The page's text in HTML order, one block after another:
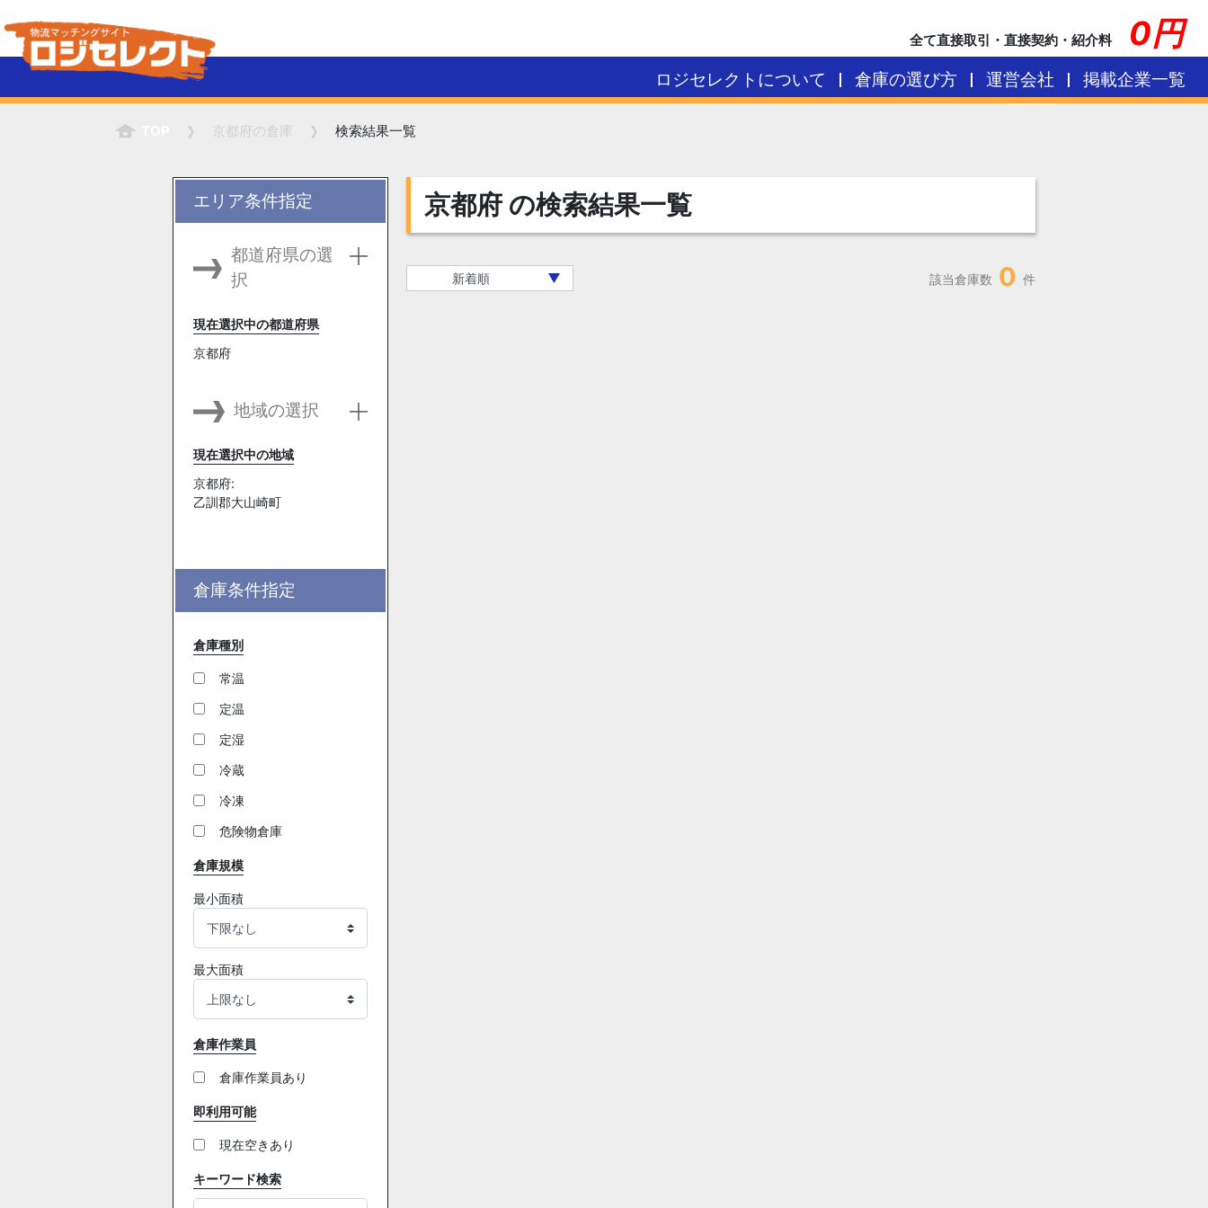
全て直接取引・直接契約・紹介料 0円
ロジセレクトについて 倉庫の選び方 運営会社 掲載企業一覧
京都府の倉庫 検索結果一覧
エリア条件指定
都道府県の選
択
現在選択中の都道府県
京都府
地域の選択
現在選択中の地域
京都府:
乙訓郡大山崎町
倉庫条件指定
倉庫種別
常温
定温
定湿
冷蔵
冷凍
危険物倉庫
倉庫規模
最小面積
最大面積
倉庫作業員
倉庫作業員あり
即利用可能
現在空きあり
キーワード検索
京都府 の検索結果一覧
該当倉庫数 0 件